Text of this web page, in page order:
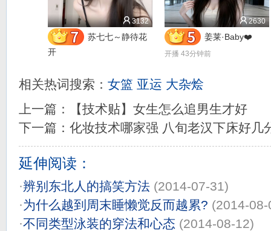
3132
苏七七～静待花
开
2630
姜莱·Baby❤️
开播 43分钟前
相关热词搜索： 女篮 亚运 大杂烩
上一篇：
【技术贴】女生怎么追男生才好
下一篇： 化妆技术哪家强 八旬老汉下床好几
延伸阅读：
·辨别东北人的搞笑方法 (2014-07-31)
·为什么越到周末睡懒觉反而越累? (2014-08-
·不同类型泳装的穿法和心态 (2014-08-12)